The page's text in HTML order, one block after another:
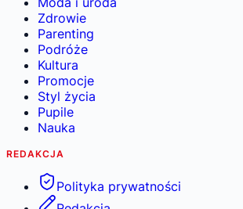
Zdrowie
Parenting
Podróże
Kultura
Promocje
Styl życia
Pupile
Nauka
REDAKCJA
Polityka prywatności